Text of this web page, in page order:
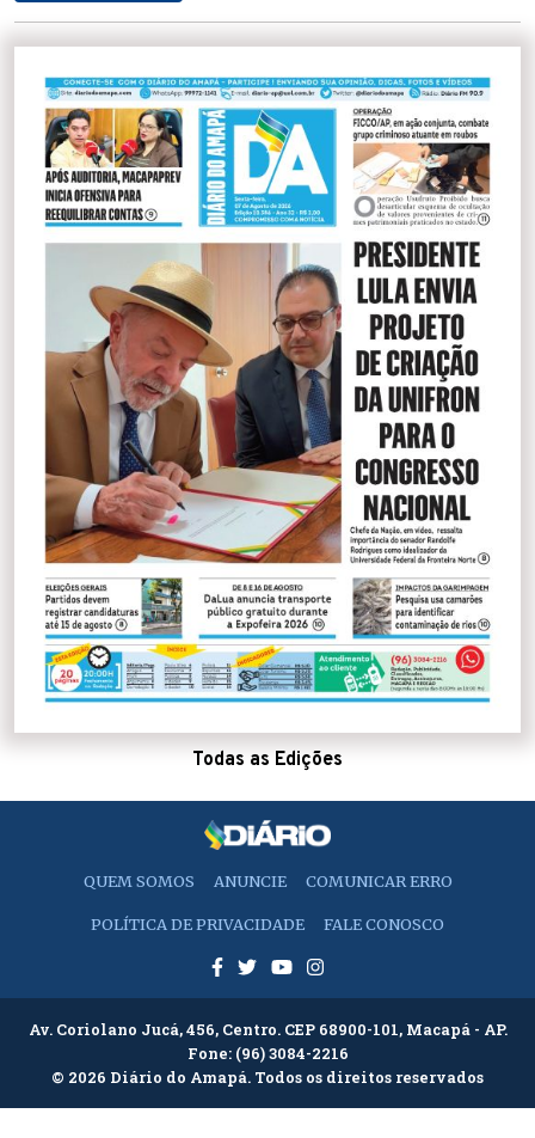
Todas as Edições
QUEM SOMOS ANUNCIE COMUNICAR ERRO
POLÍTICA DE PRIVACIDADE FALE CONOSCO
Av. Coriolano Jucá, 456, Centro. CEP 68900-101, Macapá - AP.
Fone: (96) 3084-2216
© 2026 Diário do Amapá. Todos os direitos reservados